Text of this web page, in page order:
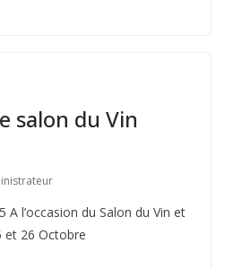
salon du Vin
A l’occasion du Salon du Vin et
et 26 Octobre